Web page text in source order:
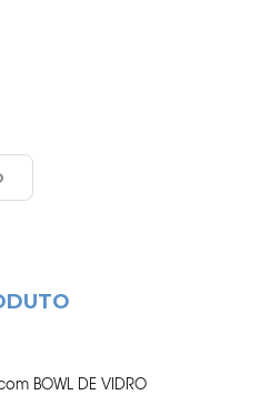
BOWL DE VIDRO